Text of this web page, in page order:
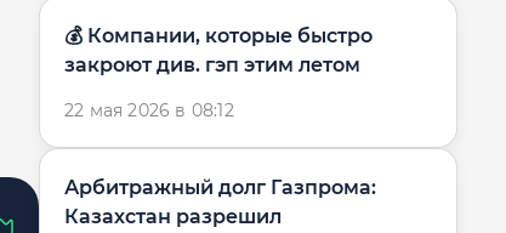
💰 Компании, которые быстро
закроют див. гэп этим летом
22 мая 2026 в 08:12
Арбитражный долг Газпрома:
Казахстан разрешил